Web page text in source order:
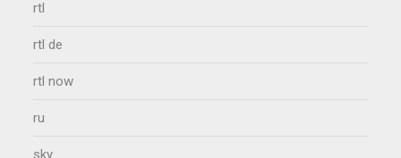
rtl
rtl de
rtl now
ru
sky